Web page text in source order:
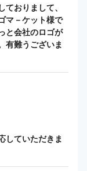
おりまして、
マ－ケット様で
と会社のロゴが
有難うございま
していただきま